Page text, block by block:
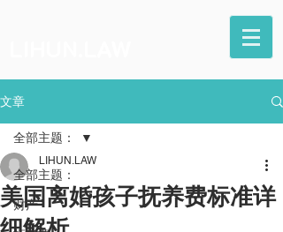
文章
全部主题：
财产
全部主题：
美国离婚孩子抚养费标准详
LIHUN.LAW